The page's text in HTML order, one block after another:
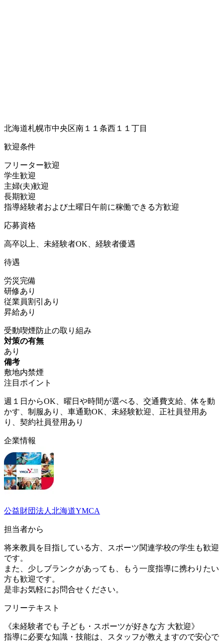
北海道札幌市中央区南１１条西１１丁目
歓迎条件
フリーター歓迎
学生歓迎
主婦(夫)歓迎
長期歓迎
指導経験者および土曜日午前に稼働できる方歓迎
応募資格
高卒以上、未経験者OK、経験者優遇
待遇
労災完備
研修あり
従業員割引あり
昇給あり
受動喫煙防止の取り組み
対策の有無
あり
備考
敷地内禁煙
注目ポイント
週１日からOK、曜日や時間が選べる、交通費支給、体を動
かす、制服あり、車通勤OK、未経験歓迎、正社員登用あ
り、契約社員登用あり
企業情報
公益財団法人北海道YMCA
担当者から
将来教員を目指している方、スポーツ関連学校の学生も歓迎
です。
また、少しブランクがあっても、もう一度指導に携わりたい
方も歓迎です。
是非お気軽にお問合せください。
フリーテキスト
《未経験者でも 子ども・スポーツが好きな方 大歓迎》
指導に必要な知識・技能は、スタッフが教えますので安心で